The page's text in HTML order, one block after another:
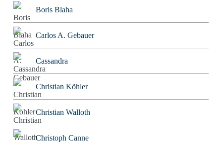
Boris Blaha
Carlos A. Gebauer
Cassandra
Christian Köhler
Christian Walloth
Christoph Canne